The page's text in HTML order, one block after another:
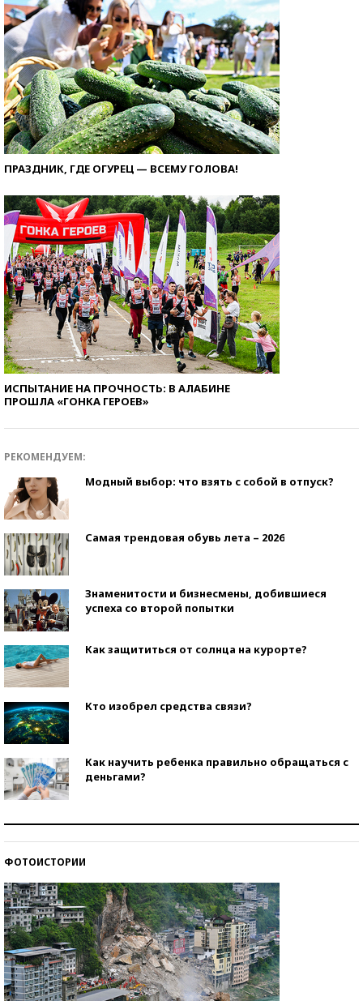
ПРАЗДНИК, ГДЕ ОГУРЕЦ — ВСЕМУ ГОЛОВА!
ИСПЫТАНИЕ НА ПРОЧНОСТЬ: В АЛАБИНЕ
ПРОШЛА «ГОНКА ГЕРОЕВ»
РЕКОМЕНДУЕМ:
Модный выбор: что взять с собой в отпуск?
Самая трендовая обувь лета – 2026
Знаменитости и бизнесмены, добившиеся
успеха со второй попытки
Как защититься от солнца на курорте?
Кто изобрел средства связи?
Как научить ребенка правильно обращаться с
деньгами?
ФОТОИСТОРИИ